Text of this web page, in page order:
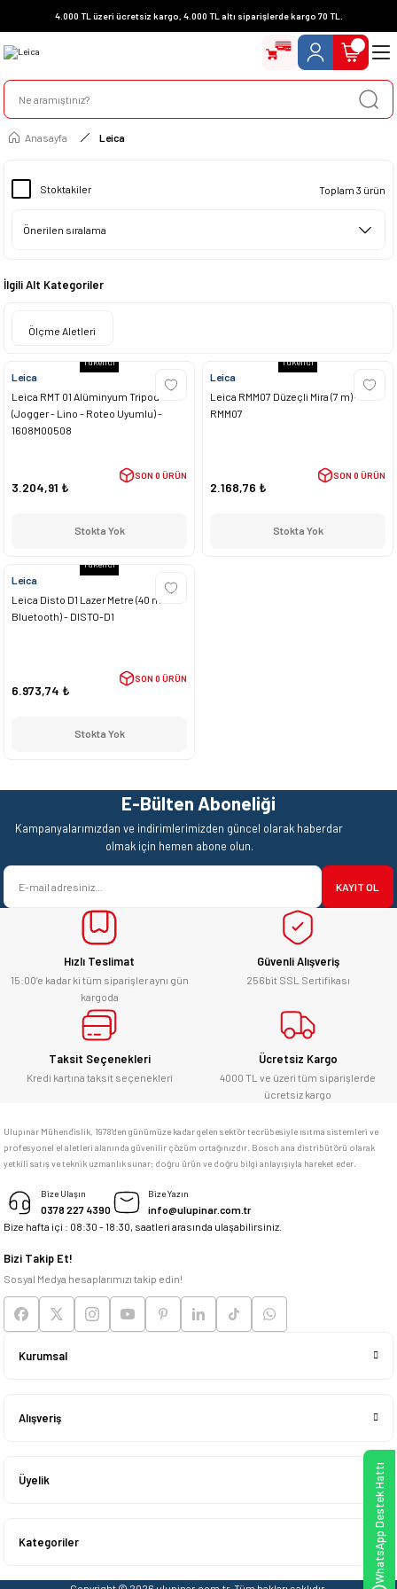
4.000 TL üzeri ücretsiz kargo, 4.000 TL altı siparişlerde kargo 70 TL.
Anasayfa Leica
Stoktakiler Toplam 3 ürün
İlgili Alt Kategoriler
Ölçme Aletleri
Tükendi
Leica
Leica RMT 01 Alüminyum Tripod
(Jogger - Lino - Roteo Uyumlu) -
1608M00508
3.204,91 ₺
SON 0 ÜRÜN
Stokta Yok
Tükendi
Leica
Leica RMM07 Düzeçli Mira (7 m) -
RMM07
2.168,76 ₺
SON 0 ÜRÜN
Stokta Yok
Tükendi
Leica
Leica Disto D1 Lazer Metre (40 m /
Bluetooth) - DISTO-D1
6.973,74 ₺
SON 0 ÜRÜN
Stokta Yok
E-Bülten Aboneliği
Kampanyalarımızdan ve indirimlerimizden güncel olarak haberdar
olmak için hemen abone olun.
KAYIT OL
Hızlı Teslimat
15:00’e kadar ki tüm siparişler aynı gün
kargoda
Güvenli Alışveriş
256bit SSL Sertifikası
Taksit Seçenekleri
Kredi kartına taksit seçenekleri
Ücretsiz Kargo
4000 TL ve üzeri tüm siparişlerde
ücretsiz kargo
Ulupınar Mühendislik, 1978'den günümüze kadar gelen sektör tecrübesiyle ısıtma sistemleri ve
profesyonel el aletleri alanında güvenilir çözüm ortağınızdır. Bosch ana distribütörü olarak
yetkili satış ve teknik uzmanlık sunar; doğru ürün ve doğru bilgi anlayışıyla hareket eder.
Bize Ulaşın
0378 227 4390
Bize Yazın
info@ulupinar.com.tr
Bize hafta içi : 08:30 - 18:30, saatleri arasında ulaşabilirsiniz.
Bizi Takip Et!
Sosyal Medya hesaplarımızı takip edin!
Kurumsal
Alışveriş
Üyelik
Kategoriler WhatsApp Destek Hattı